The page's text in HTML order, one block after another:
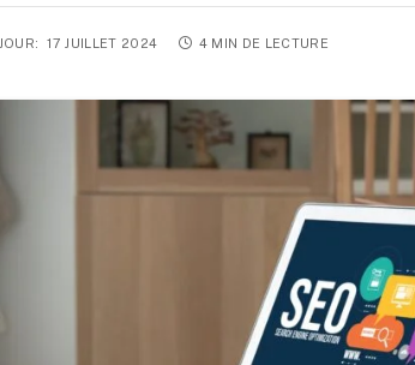
17 JUILLET 2024 4 MIN DE LECTURE